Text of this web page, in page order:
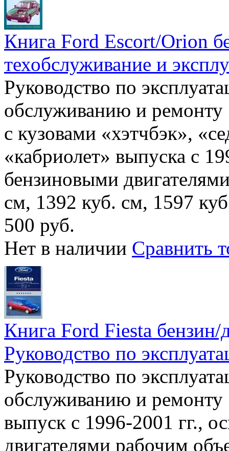
Книга Ford Escort/Orion
техобслуживание и
Руководство по
обслуживанию и
с кузовами «хэтчбэк»,
«кабриолет» выпуска с
бензиновыми
см, 1392 куб. см, 1597
500 руб.
Нет в наличии Сравнить
Книга Ford Fiesta бензин/
Руководство по
Руководство по
обслуживанию и
выпуск с 1996-2001 гг.,
двигателями рабочим